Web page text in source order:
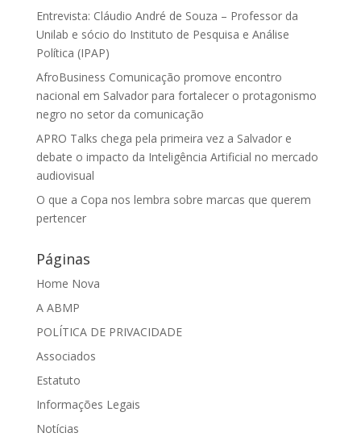
Entrevista: Cláudio André de Souza – Professor da
Unilab e sócio do Instituto de Pesquisa e Análise
Política (IPAP)
AfroBusiness Comunicação promove encontro
nacional em Salvador para fortalecer o protagonismo
negro no setor da comunicação
APRO Talks chega pela primeira vez a Salvador e
debate o impacto da Inteligência Artificial no mercado
audiovisual
O que a Copa nos lembra sobre marcas que querem
pertencer
Páginas
Home Nova
A ABMP
POLÍTICA DE PRIVACIDADE
Associados
Estatuto
Informações Legais
Notícias